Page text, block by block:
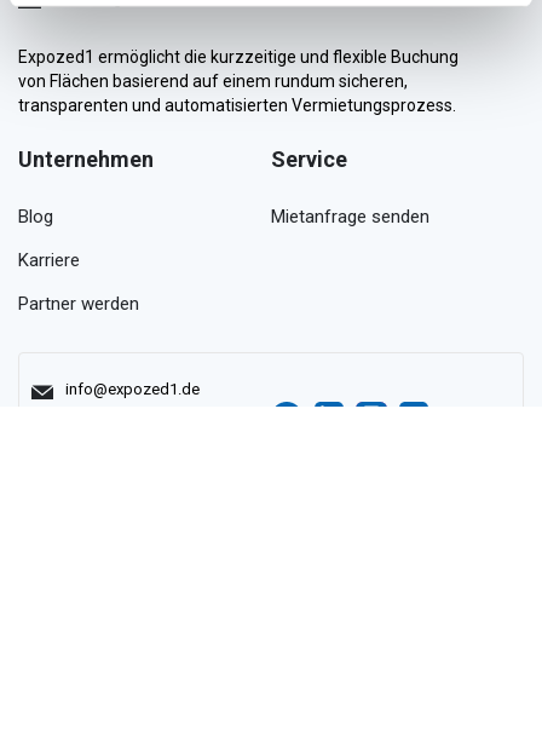
Expozed1 ermöglicht die kurzzeitige und flexible Buchung
von Flächen basierend auf einem rundum sicheren,
transparenten und automatisierten Vermietungsprozess.
Unternehmen
Blog
Karriere
Partner werden
Service
Mietanfrage senden
info@expozed1.de